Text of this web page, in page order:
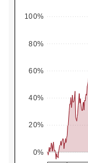
0%
20%
40%
60%
80%
100%